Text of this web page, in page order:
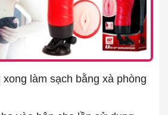
làm sạch bằng xà phòng